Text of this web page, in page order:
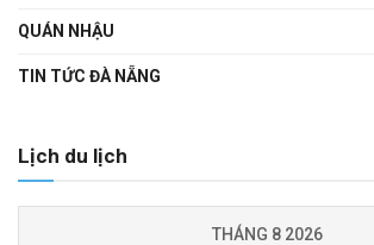
QUÁN NHẬU
TIN TỨC ĐÀ NẴNG
Lịch du lịch
THÁNG 8 2026